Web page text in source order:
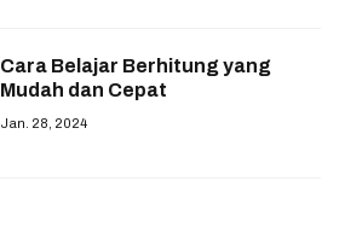
Cara Belajar Berhitung yang
Mudah dan Cepat
Jan. 28, 2024